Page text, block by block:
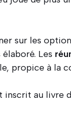
sur les
élaboré. Les
propice à la
inscrit au livre